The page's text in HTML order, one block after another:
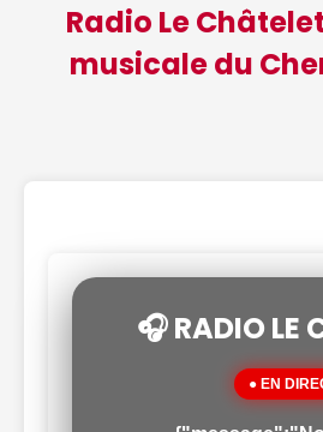
Radio Le
musicale du
🎧 RADIO LE
● EN